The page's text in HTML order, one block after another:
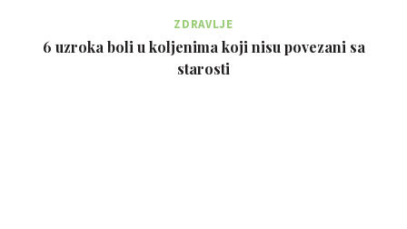
ZDRAVLJE
6 uzroka boli u koljenima koji nisu povezani sa
starosti